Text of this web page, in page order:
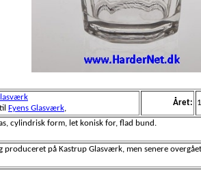
Fyens Glasværk,
Året:
cylindrisk form, let konisk for, flad bund.
produceret på Kastrup Glasværk, men senere